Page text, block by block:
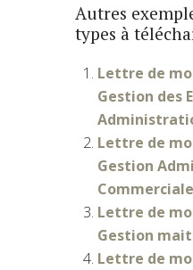
Autres
types à
Lettre de
Gestion des
Lettre de
Gestion
Commerciale
Lettre de
Gestion
Lettre de